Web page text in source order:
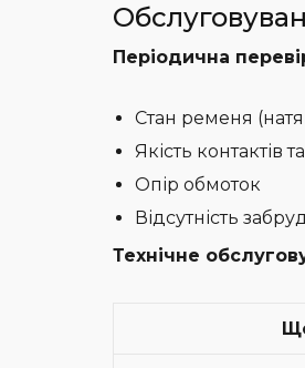
Періодична
Стан ременя
Якість контактів
Опір обмоток
Відсутність
Технічне